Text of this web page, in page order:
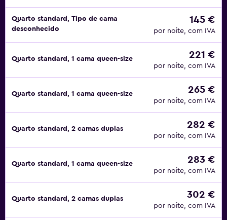
Quarto standard, Tipo de cama
desconhecido
145 €
por noite, com IVA
Quarto standard, 1 cama queen-size 221 €
por noite, com IVA
Quarto standard, 1 cama queen-size 265 €
por noite, com IVA
Quarto standard, 2 camas duplas 282 €
por noite, com IVA
Quarto standard, 1 cama queen-size 283 €
por noite, com IVA
Quarto standard, 2 camas duplas 302 €
por noite, com IVA